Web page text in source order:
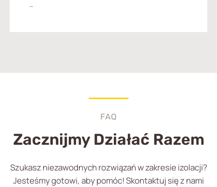
–
FAQ
Zacznijmy Działać Razem
Szukasz niezawodnych rozwiązań w zakresie izolacji?
Jesteśmy gotowi, aby pomóc! Skontaktuj się z nami